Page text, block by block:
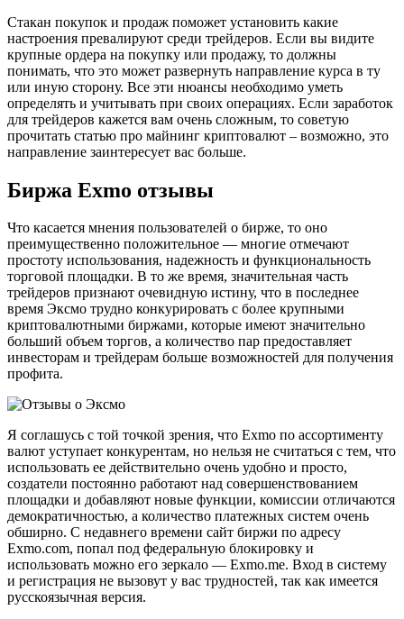
Стакан покупок и продаж поможет установить какие
настроения превалируют среди трейдеров. Если вы видите
крупные ордера на покупку или продажу, то должны
понимать, что это может развернуть направление курса в ту
или иную сторону. Все эти нюансы необходимо уметь
определять и учитывать при своих операциях. Если заработок
для трейдеров кажется вам очень сложным, то советую
прочитать статью про майнинг криптовалют – возможно, это
направление заинтересует вас больше.
Биржа Exmo отзывы
Что касается мнения пользователей о бирже, то оно
преимущественно положительное — многие отмечают
простоту использования, надежность и функциональность
торговой площадки. В то же время, значительная часть
трейдеров признают очевидную истину, что в последнее
время Эксмо трудно конкурировать с более крупными
криптовалютными биржами, которые имеют значительно
больший объем торгов, а количество пар предоставляет
инвесторам и трейдерам больше возможностей для получения
профита.
Я соглашусь с той точкой зрения, что Exmo по ассортименту
валют уступает конкурентам, но нельзя не считаться с тем, что
использовать ее действительно очень удобно и просто,
создатели постоянно работают над совершенствованием
площадки и добавляют новые функции, комиссии отличаются
демократичностью, а количество платежных систем очень
обширно. С недавнего времени сайт биржи по адресу
Exmo.com, попал под федеральную блокировку и
использовать можно его зеркало — Exmo.me. Вход в систему
и регистрация не вызовут у вас трудностей, так как имеется
русскоязычная версия.